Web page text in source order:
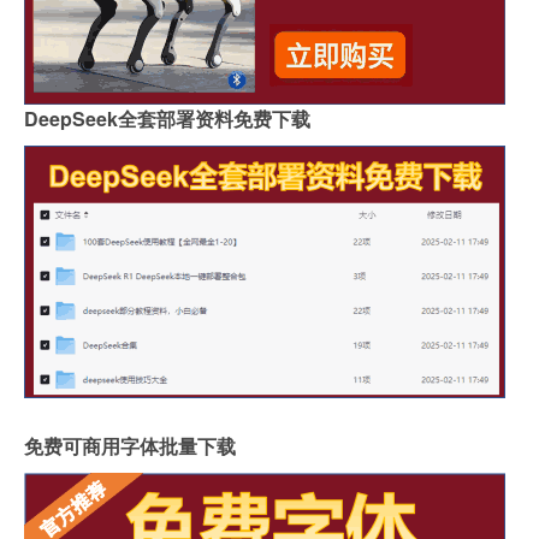
DeepSeek全套部署资料免费下载
免费可商用字体批量下载